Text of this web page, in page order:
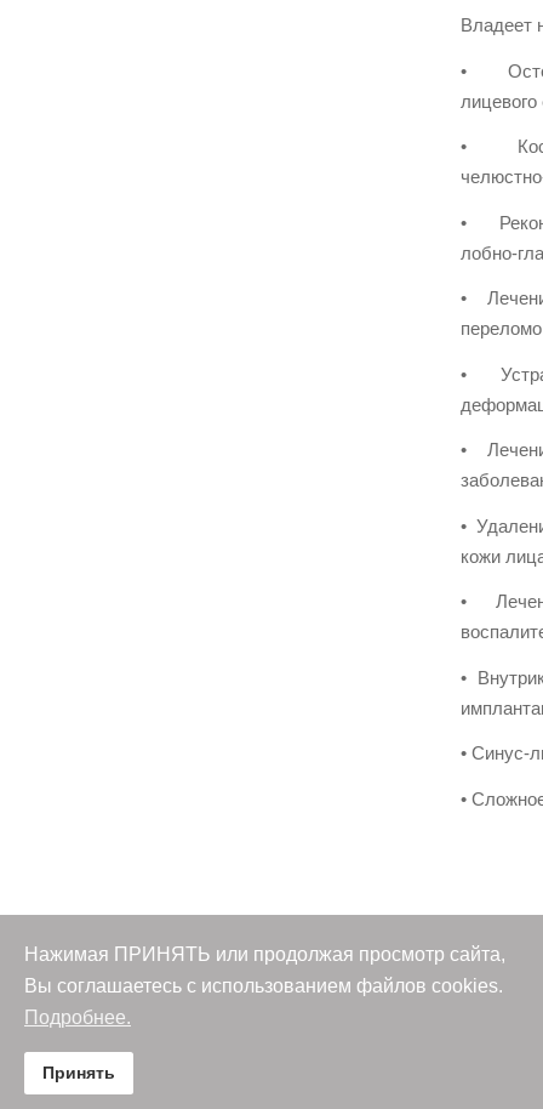
Владеет
•
лицевого
•
•
лобно-
•
•
•
•
кожи
•
•
• Синус-
•
Вы здесь:Главная страница
Нажимая ПРИНЯТЬ или продолжая просмотр сайта,
Вы соглашаетесь с использованием файлов cookies.
Подробнее.
Принять